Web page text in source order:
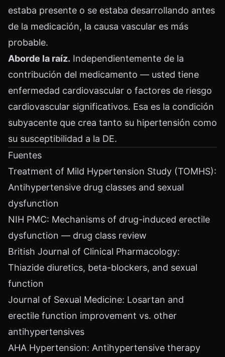
estaba presente o se estaba desarrollando antes
de la medicación, la causa vascular es más
probable.
Aborde la raíz. Independientemente de la
contribución del medicamento — usted tiene
enfermedad cardiovascular o factores de riesgo
cardiovascular significativos. Esa es la condición
subyacente que crea tanto su hipertensión como
su susceptibilidad a la DE.
Fuentes
Treatment of Mild Hypertension Study (TOMHS):
Antihypertensive drug classes and sexual
dysfunction
NIH PMC: Mechanisms of drug-induced erectile
dysfunction — drug class review
British Journal of Clinical Pharmacology:
Thiazide diuretics, beta-blockers, and sexual
function
Journal of Sexual Medicine: Losartan and
erectile function improvement vs. other
antihypertensives
AHA Hypertension: Antihypertensive therapy